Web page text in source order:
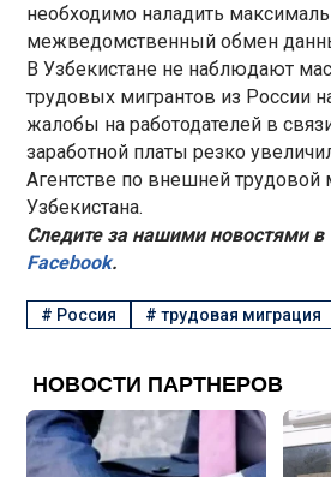
необходимо наладить
межведомственный обмен
В Узбекистане не наблюдают
трудовых мигрантов из России
жалобы на работодателей в
заработной платы резко
Агентстве по внешней трудовой
Узбекистана.
Следите за нашими новостями в
Facebook.
# Россия #трудовая миграция